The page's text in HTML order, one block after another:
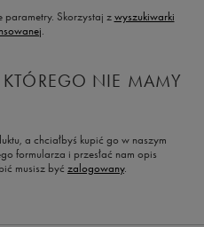
parametry. Skorzystaj z wyszukiwarki
.
NIE MAMY
a chciałbyś kupić go w naszym
formularza i przesłać nam opis
musisz być zalogowany.